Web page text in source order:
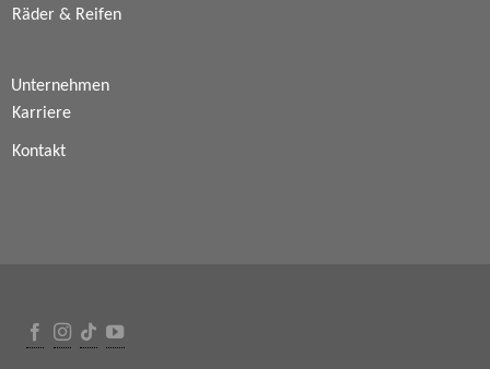
Räder & Reifen
Unternehmen
Karriere
Kontakt